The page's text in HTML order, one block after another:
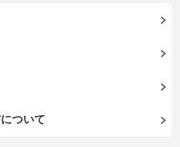
ついて